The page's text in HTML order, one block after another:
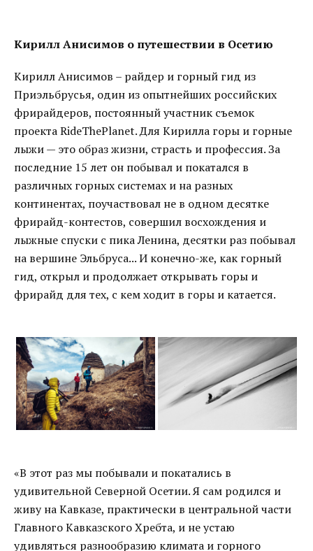
Кирилл Анисимов о путешествии в Осетию
Кирилл Анисимов – райдер и горный гид из
Приэльбрусья, один из опытнейших российских
фрирайдеров, постоянный участник съемок
проекта RideThePlanet. Для Кирилла горы и горные
лыжи — это образ жизни, страсть и профессия. За
последние 15 лет он побывал и покатался в
различных горных системах и на разных
континентах, поучаствовал не в одном десятке
фрирайд-контестов, совершил восхождения и
лыжные спуски с пика Ленина, десятки раз побывал
на вершине Эльбруса... И конечно-же, как горный
гид, открыл и продолжает открывать горы и
фрирайд для тех, с кем ходит в горы и катается.
«В этот раз мы побывали и покатались в
удивительной Северной Осетии. Я сам родился и
живу на Кавказе, практически в центральной части
Главного Кавказского Хребта, и не устаю
удивляться разнообразию климата и горного